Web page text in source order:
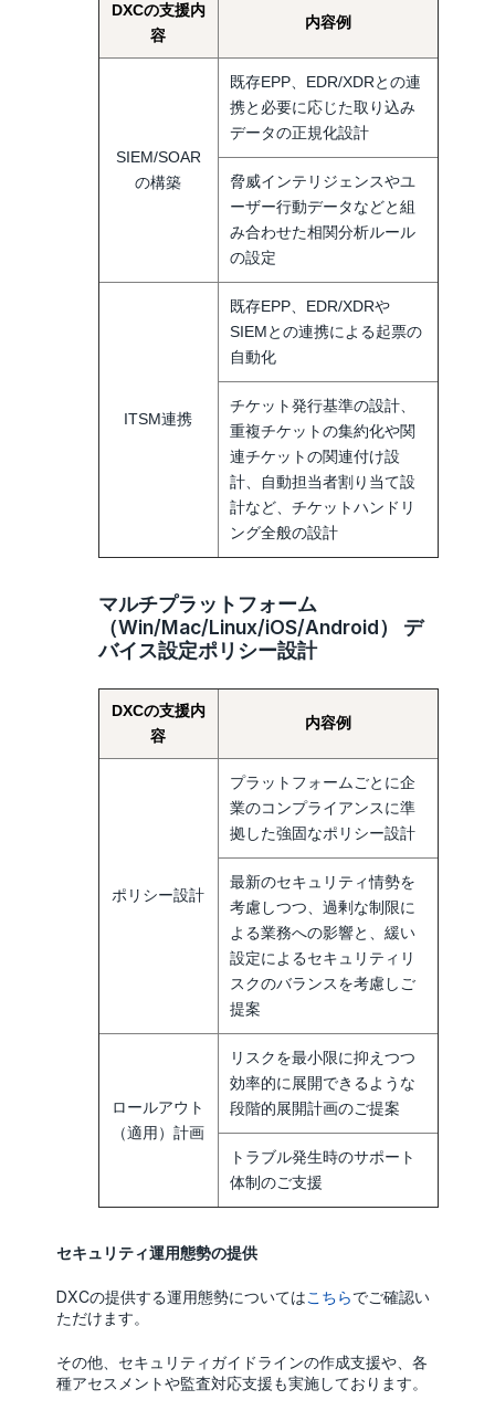
DXCの支援内
容
内容例
SIEM/SOAR
の構築
既存EPP、EDR/XDRとの連
携と必要に応じた取り込み
データの正規化設計
脅威インテリジェンスやユ
ーザー行動データなどと組
み合わせた相関分析ルール
の設定
ITSM連携
既存EPP、EDR/XDRや
SIEMとの連携による起票の
自動化
チケット発行基準の設計、
重複チケットの集約化や関
連チケットの関連付け設
計、自動担当者割り当て設
計など、チケットハンドリ
ング全般の設計
マルチプラットフォーム
（Win/Mac/Linux/iOS/Android） デ
バイス設定ポリシー設計
DXCの支援内
容
内容例
ポリシー設計
プラットフォームごとに企
業のコンプライアンスに準
拠した強固なポリシー設計
最新のセキュリティ情勢を
考慮しつつ、過剰な制限に
よる業務への影響と、緩い
設定によるセキュリティリ
スクのバランスを考慮しご
提案
ロールアウト
（適用）計画
リスクを最小限に抑えつつ
効率的に展開できるような
段階的展開計画のご提案
トラブル発生時のサポート
体制のご支援
セキュリティ運用態勢の提供
DXCの提供する運用態勢についてはこちらでご確認い
ただけます。
その他、セキュリティガイドラインの作成支援や、各
種アセスメントや監査対応支援も実施しております。